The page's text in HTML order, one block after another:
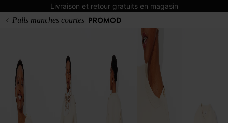
Livraison et retour gratuits en magasin
Pulls manches courtes